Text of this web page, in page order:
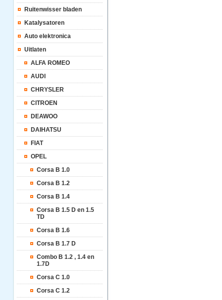
Ruitenwisser bladen
Katalysatoren
Auto elektronica
Uitlaten
ALFA ROMEO
AUDI
CHRYSLER
CITROEN
DEAWOO
DAIHATSU
FIAT
OPEL
Corsa B 1.0
Corsa B 1.2
Corsa B 1.4
Corsa B 1.5 D en 1.5
TD
Corsa B 1.6
Corsa B 1.7 D
Combo B 1.2 , 1.4 en
1.7D
Corsa C 1.0
Corsa C 1.2